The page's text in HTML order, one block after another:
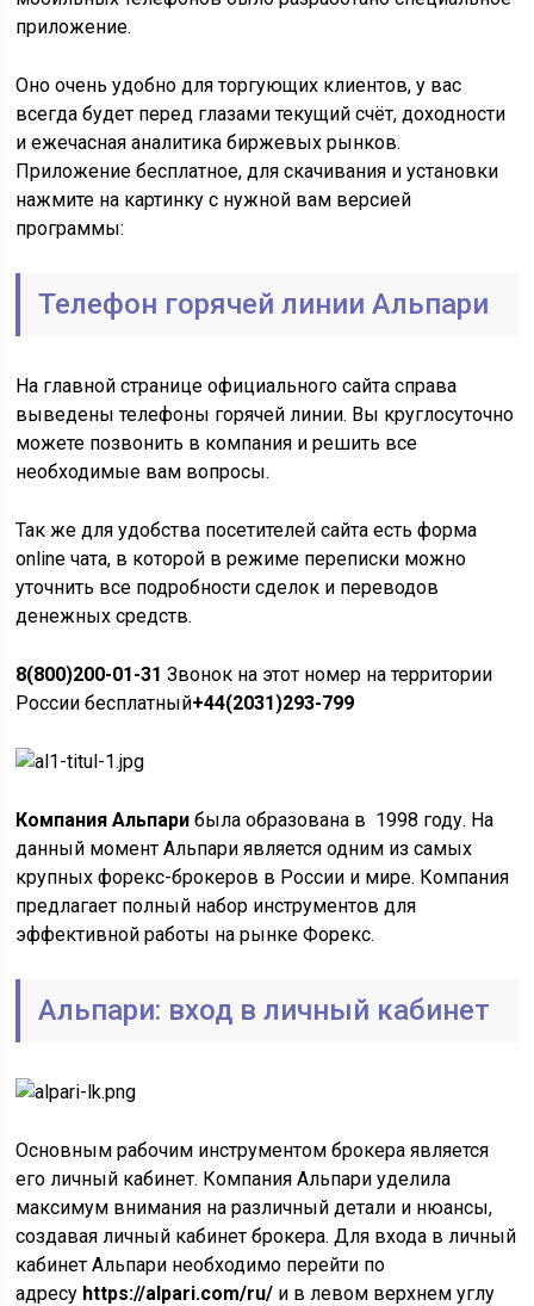
приложение.
Оно очень удобно для торгующих клиентов, у вас
всегда будет перед глазами текущий счёт, доходности
и ежечасная аналитика биржевых рынков.
Приложение бесплатное, для скачивания и установки
нажмите на картинку с нужной вам версией
программы:
Телефон горячей линии Альпари
На главной странице официального сайта справа
выведены телефоны горячей линии. Вы круглосуточно
можете позвонить в компания и решить все
необходимые вам вопросы.
Так же для удобства посетителей сайта есть форма
online чата, в которой в режиме переписки можно
уточнить все подробности сделок и переводов
денежных средств.
8(800)200-01-31 Звонок на этот номер на территории
России бесплатный+44(2031)293-799
Компания Альпари была образована в 1998 году. На
данный момент Альпари является одним из самых
крупных форекс-брокеров в России и мире. Компания
предлагает полный набор инструментов для
эффективной работы на рынке Форекс.
Альпари: вход в личный кабинет
Основным рабочим инструментом брокера является
его личный кабинет. Компания Альпари уделила
максимум внимания на различный детали и нюансы,
создавая личный кабинет брокера. Для входа в личный
кабинет Альпари необходимо перейти по
адресу https://alpari.com/ru/ и в левом верхнем углу